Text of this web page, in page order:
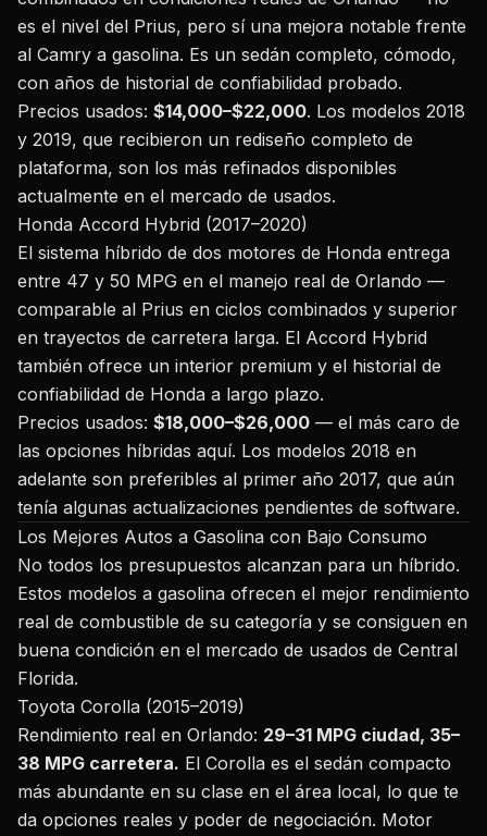
es el nivel del Prius, pero sí una mejora notable frente
al Camry a gasolina. Es un sedán completo, cómodo,
con años de historial de confiabilidad probado.
Precios usados: $14,000–$22,000. Los modelos 2018
y 2019, que recibieron un rediseño completo de
plataforma, son los más refinados disponibles
actualmente en el mercado de usados.
Honda Accord Hybrid (2017–2020)
El sistema híbrido de dos motores de Honda entrega
entre 47 y 50 MPG en el manejo real de Orlando —
comparable al Prius en ciclos combinados y superior
en trayectos de carretera larga. El Accord Hybrid
también ofrece un interior premium y el historial de
confiabilidad de Honda a largo plazo.
Precios usados: $18,000–$26,000 — el más caro de
las opciones híbridas aquí. Los modelos 2018 en
adelante son preferibles al primer año 2017, que aún
tenía algunas actualizaciones pendientes de software.
Los Mejores Autos a Gasolina con Bajo Consumo
No todos los presupuestos alcanzan para un híbrido.
Estos modelos a gasolina ofrecen el mejor rendimiento
real de combustible de su categoría y se consiguen en
buena condición en el mercado de usados de Central
Florida.
Toyota Corolla (2015–2019)
Rendimiento real en Orlando: 29–31 MPG ciudad, 35–
38 MPG carretera. El Corolla es el sedán compacto
más abundante en su clase en el área local, lo que te
da opciones reales y poder de negociación. Motor